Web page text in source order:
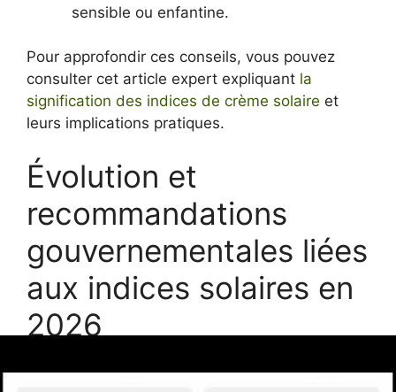
sensible ou enfantine.
Pour approfondir ces conseils, vous pouvez
consulter cet article expert expliquant la
signification des indices de crème solaire et
leurs implications pratiques.
Évolution et
recommandations
gouvernementales liées
aux indices solaires en
2026
Face aux changements climatiques et aux